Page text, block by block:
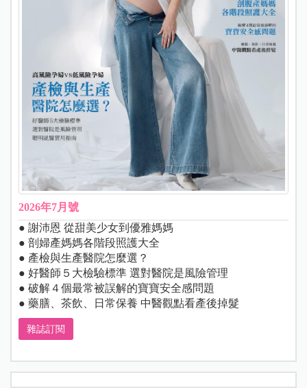
2026年7月號
● 謝沛恩 從甜美少女到優雅媽媽
● 剖婦產媽媽各階段照護大全
● 產檢與生產醫院怎麼選？
● 好醫師５大檢驗標準 選對醫院是風險管理
● 破解４個最常被誤解的寶寶安全感問題
● 藥膳、茶飲、日常保養 中醫觀點看產後掉髮
雜誌訂閱